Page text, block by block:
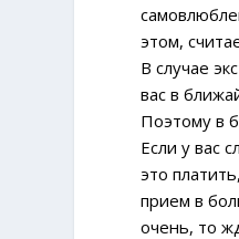
этом,
В случае
вас в
Поэтому в
Если у вас
это
прием в
очень, то